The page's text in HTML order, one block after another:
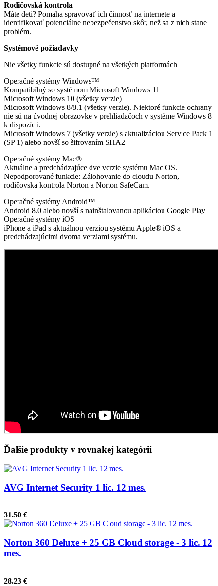
Rodičovská kontrola
Máte deti? Pomáha spravovať ich činnosť na internete a
identifikovať potenciálne nebezpečenstvo skôr, než sa z nich stane
problém.
Systémové požiadavky
Nie všetky funkcie sú dostupné na všetkých platformách
Operačné systémy Windows™
Kompatibilný so systémom Microsoft Windows 11
Microsoft Windows 10 (všetky verzie)
Microsoft Windows 8/8.1 (všetky verzie). Niektoré funkcie ochrany
nie sú na úvodnej obrazovke v prehliadačoch v systéme Windows 8
k dispozícii.
Microsoft Windows 7 (všetky verzie) s aktualizáciou Service Pack 1
(SP 1) alebo novší so šifrovaním SHA2
Operačné systémy Mac®
Aktuálne a predchádzajúce dve verzie systému Mac OS.
Nepodporované funkcie: Zálohovanie do cloudu Norton,
rodičovská kontrola Norton a Norton SafeCam.
Operačné systémy Android™
Android 8.0 alebo novší s nainštalovanou aplikáciou Google Play
Operačné systémy iOS
iPhone a iPad s aktuálnou verziou systému Apple® iOS a
predchádzajúcimi dvoma verziami systému.
Ďalšie produkty v rovnakej kategórii
AVG Internet Security 1 lic. 12 mes.
31.50 €
Norton 360 Deluxe + 25 GB Cloud storage - 3 lic. 12
mes.
28.23 €